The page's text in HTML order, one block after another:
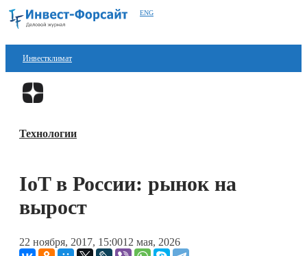
ENG
Инвестклимат
Финансы
Блокчейн
Книги
Технологии
IoT в России: рынок на
вырост
22 ноября, 2017, 15:0012 мая, 2026